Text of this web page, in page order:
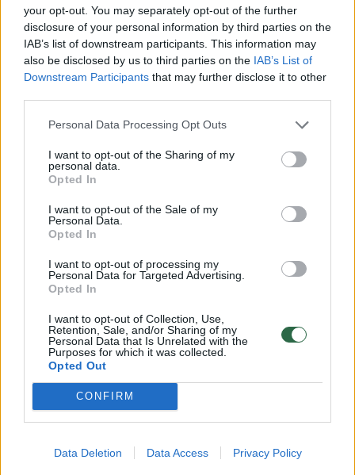
your opt-out. You may separately opt-out of the further
disclosure of your personal information by third parties on the
IAB’s list of downstream participants. This information may
also be disclosed by us to third parties on the IAB’s List of
Downstream Participants that may further disclose it to other
Personal Data Processing Opt Outs
I want to opt-out of the Sharing of my
personal data.
Opted In
I want to opt-out of the Sale of my
Personal Data.
Opted In
I want to opt-out of processing my
Personal Data for Targeted Advertising.
Opted In
I want to opt-out of Collection, Use,
Retention, Sale, and/or Sharing of my
Personal Data that Is Unrelated with the
Purposes for which it was collected.
Opted Out
CONFIRM
Data Deletion Data Access Privacy Policy
Penktąja emisija gynybos obligacijų
išplatinta už 1,6 mln. eurų
Verslas 2025-02-18
Pradėta platinti penktoji gynybos
obligacijų emisija